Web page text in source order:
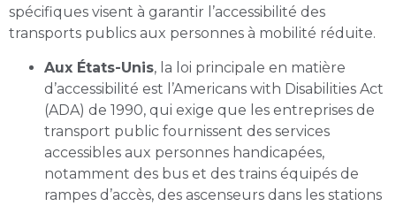
spécifiques visent à garantir l’accessibilité des
transports publics aux personnes à mobilité réduite.
Aux États-Unis, la loi principale en matière
d’accessibilité est l’Americans with Disabilities Act
(ADA) de 1990, qui exige que les entreprises de
transport public fournissent des services
accessibles aux personnes handicapées,
notamment des bus et des trains équipés de
rampes d’accès, des ascenseurs dans les stations